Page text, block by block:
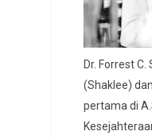
Dr. Forrest
(Shaklee)
pertama di